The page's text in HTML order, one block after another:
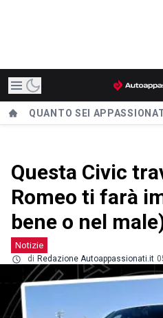
QUANTO SEI
Questa Civic
Romeo ti farà
bene o nel
Notizie
di Redazione Autoappassionati.it